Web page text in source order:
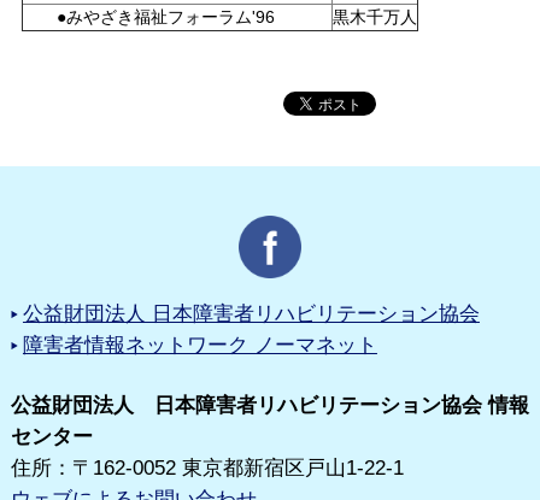
●みやざき福祉フォーラム'96 黒木千万人
公益財団法人 日本障害者リハビリテーション協会
障害者情報ネットワーク ノーマネット
公益財団法人 日本障害者リハビリテーション協会 情報
センター
住所：〒162-0052 東京都新宿区戸山1-22-1